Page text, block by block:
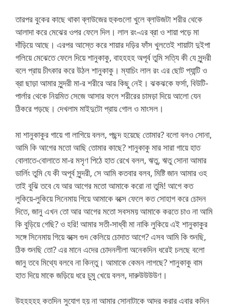
তারপর বুকের কাছে থাকা ব্লাউজের হুকগুলো খুলে ব্লাউজটা শরীর থেকে
আলাদা করে মেঝের ওপর ফেলে দিল। লাল রং-এর ব্রা ও শায়া পড়ে মা
দাঁড়িয়ে আছে। এরপর আস্তে করে শায়ার দড়ির ফাঁস খুলতেই শায়াটা দুইপা
গলিয়ে মেঝেতে ফেলে দিয়ে শানুকাকু, বাহহহহ অপূর্ব তুমি সত্যি কী যে সুন্দরী
বলে প্রায় চীৎকার করে উঠল শানুকাকু। ম্যাচিং লাল রং এর ছোট প্যান্টি ও
ব্রা ছাড়া আমার সুন্দরী মা-র শরীরে আর কিছু নেই। ঝকঝকে ফর্সা, বিউটি-
পার্লার থেকে নিয়মিত সেজে আসার ফলে শরীরের চামড়া দিয়ে আলো যেন
ঠিকরে পড়ছে। দেখলাম মাইদুটো প্রায় গোল ও মাংসল।
মা শানুকাকুর গায়ে গা লাগিয়ে বলল, পছন্দ হয়েছে তোমার? বলো বলও সোনা,
আমি কি আগের মতো আছি তোমার কাছে? শানুকাকু মার সারা গায়ে হাত
বোলাতে-বোলাতে মা-র মসৃণ পিঠে হাত রেখে বলল, ঋতু, ঋতু সোনা আমার
ডার্লিং তুমি যে কী অপূর্ব সুন্দরী, সে আমি কতবার বলব, মিষ্টি জান আমার ওহ
তাই বুঝি তবে যে আর আগের মতো আমাকে করো না তুমি! আগে কত
লুকিয়ে-লুকিয়ে সিনেমায় গিয়ে আমাকে বক্সে ফেলে কত সোহাগ করে চোদন
দিতে, জানু এখন তো আর আগের মতো সবসময় আমাকে করতে চাও না আমি
কি বুড়িয়ে গেছি? ও হরি! আমার সতী-সাধ্বী মা নাকি লুকিয়ে এই শানুকাকুর
সঙ্গে সিনেমায় গিয়ে বক্সে গুদ কেলিয়ে চোদাত আগে? এসব আমি কি শুনছি,
ঠিক শুনছি তো? এর মানে এদের চোদনলীলা অনেকদিন ধরেই চলছে বলো
জানু তবে মিথ্যে বলবে না কিন্তু। আমাকে কেমন লাগছে? শানুকাকু বাম
হাত দিয়ে মাকে জড়িয়ে ধরে চুমু খেয়ে বলল, দারুউউউউণ।
উহহহহহ কতদিন সুযোগ হয় না আমার সোনাটাকে আদর করার এবার কদিন